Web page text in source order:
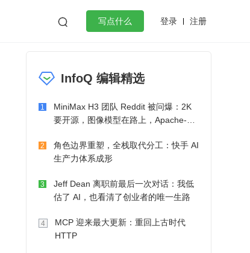
 写点什么 登录 注册
微服务架构 flutter
InfoQ 编辑精选
1
MiniMax H3 团队 Reddit 被问爆：2K
要开源，图像模型在路上，Apache-2.0
2
角色边界重塑，全栈取代分工：快手 AI
生产力体系成形
3
Jeff Dean 离职前最后一次对话：我低
估了 AI，也看清了创业者的唯一生路
4
MCP 迎来最大更新：重回上古时代
HTTP